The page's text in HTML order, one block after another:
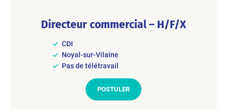
Directeur commercial – H/F/X
CDI
Noyal-sur-Vilaine
Pas de télétravail
POSTULER